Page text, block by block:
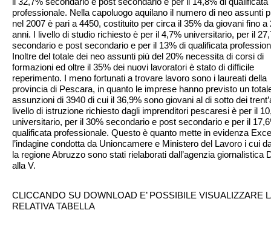
professionale. Nella capoluogo aquilano il numero di neo assunti
nel 2007 è pari a 4450, costituito per circa il 35% da giovani fino a
anni. I livello di studio richiesto è per il 4,7% universitario, per il
secondario e post secondario e per il 13% di qualificata
Inoltre del totale dei neo assunti più del 20% necessita di corsi di
formazioni ed oltre il 35% dei nuovi lavoratori è stato di difficile
reperimento. I meno fortunati a trovare lavoro sono i laureati della
provincia di Pescara, in quanto le imprese hanno previsto un
assunzioni di 3940 di cui il 36,9% sono giovani al di sotto dei
livello di istruzione richiesto dagli imprenditori pescaresi è per il
universitario, per il 30% secondario e post secondario e per il
qualificata professionale. Questo è quanto mette in evidenza
l’indagine condotta da Unioncamere e Ministero del Lavoro i cui
la regione Abruzzo sono stati rielaborati dall’agenzia giornalistica
alla V.
CLICCANDO SU DOWNLOAD E’ POSSIBILE VISUALIZZARE
RELATIVA TABELLA